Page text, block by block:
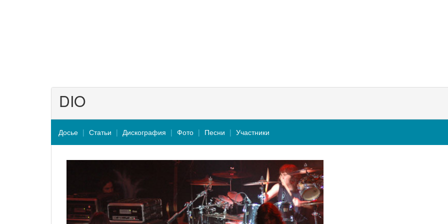
DIO
Досье Статьи Дискография Фото Песни Участники